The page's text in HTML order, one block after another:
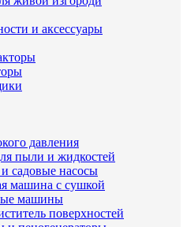
и аксессуары
давления
пыли и жидкостей
садовые насосы
машина с сушкой
машины
поверхностей